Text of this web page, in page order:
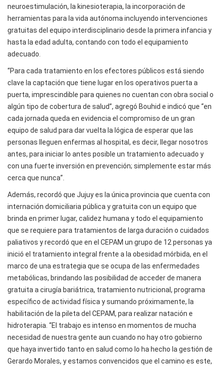
neuroestimulación, la kinesioterapia, la incorporación de
herramientas para la vida autónoma incluyendo intervenciones
gratuitas del equipo interdisciplinario desde la primera infancia y
hasta la edad adulta, contando con todo el equipamiento
adecuado.
“Para cada tratamiento en los efectores públicos está siendo
clave la captación que tiene lugar en los operativos puerta a
puerta, imprescindible para quienes no cuentan con obra social o
algún tipo de cobertura de salud”, agregó Bouhid e indicó que “en
cada jornada queda en evidencia el compromiso de un gran
equipo de salud para dar vuelta la lógica de esperar que las
personas lleguen enfermas al hospital, es decir, llegar nosotros
antes, para iniciar lo antes posible un tratamiento adecuado y
con una fuerte inversión en prevención; simplemente estar más
cerca que nunca”.
Además, recordó que Jujuy es la única provincia que cuenta con
internación domiciliaria pública y gratuita con un equipo que
brinda en primer lugar, calidez humana y todo el equipamiento
que se requiere para tratamientos de larga duración o cuidados
paliativos y recordó que en el CEPAM un grupo de 12 personas ya
inició el tratamiento integral frente a la obesidad mórbida, en el
marco de una estrategia que se ocupa de las enfermedades
metabólicas, brindando las posibilidad de acceder de manera
gratuita a cirugía bariátrica, tratamiento nutricional, programa
específico de actividad física y sumando próximamente, la
habilitación de la pileta del CEPAM, para realizar natación e
hidroterapia. “El trabajo es intenso en momentos de mucha
necesidad de nuestra gente aun cuando no hay otro gobierno
que haya invertido tanto en salud como lo ha hecho la gestión de
Gerardo Morales, y estamos convencidos que el camino es este,